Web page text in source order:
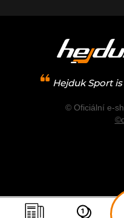
Hejduk Sport
© Oficiální e-